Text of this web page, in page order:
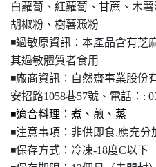
白蘿蔔、紅蘿蔔、甘蔗、木
胡椒粉、樹薯澱粉
◾️過敏原資訊：本產品含有
其過敏體質者食用
◾️廠商資訊：自然齋事業股份
安招路1058巷57號、電話：:
◾️適合料理：煮、煎、蒸
◾️注意事項：非供即食,應充分
◾️保存方式：冷凍-18度C以下